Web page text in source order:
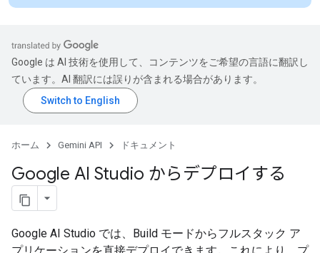
Google は AI 技術を使用して、コンテンツをご希望の言語に翻訳し
ています。AI 翻訳には誤りが含まれる場合があります。
ホーム Gemini API ドキュメント
Google AI Studio からデプロイする
Google AI Studio では、Build モードからフルスタック ア